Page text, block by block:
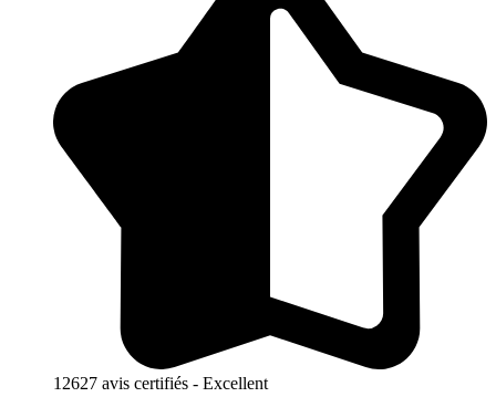
12627 avis certifiés - Excellent